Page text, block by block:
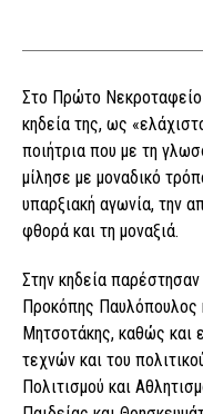
Στο Πρώτο
κηδεία της, ως
ποιήτρια που με τη
μίλησε με μοναδικό
υπαρξιακή αγωνία, την
φθορά και τη μοναξιά.
Στην κηδεία
Προκόπης Παυλόπουλος
Μητσοτάκης, καθώς και
τεχνών και του
Πολιτισμού και